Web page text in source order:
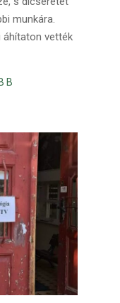
munkára.
áhítaton vették